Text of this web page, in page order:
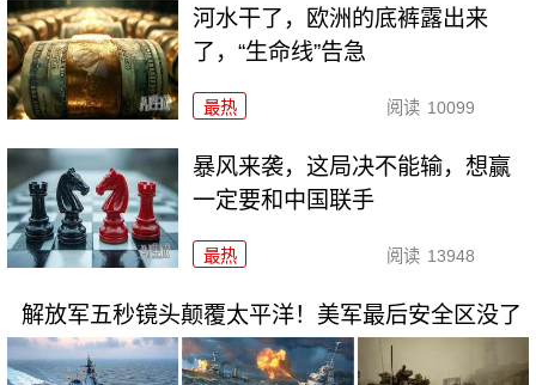
河水干了，欧洲的底裤露出来
了，“生命线”告急
最热 阅读 10099
暴风来袭，这局决不能输，想赢
一定要和中国联手
最热 阅读 13948
解放军五秒镜头颠覆太平洋！美军最后安全区没了